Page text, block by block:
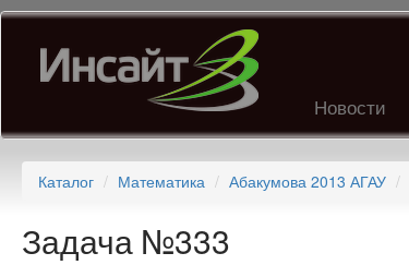
Перейти
основному
содержанию
Новости
Каталог Математика Абакумова 2013 АГАУ
Задача №333